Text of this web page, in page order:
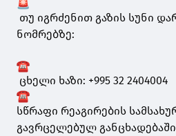
თუ იგრძენით გაზის სუნი
ნომრებზე:
ცხელი ხაზი: +995 32 2404004
სწრაფი რეაგირების
გავრცელებულ